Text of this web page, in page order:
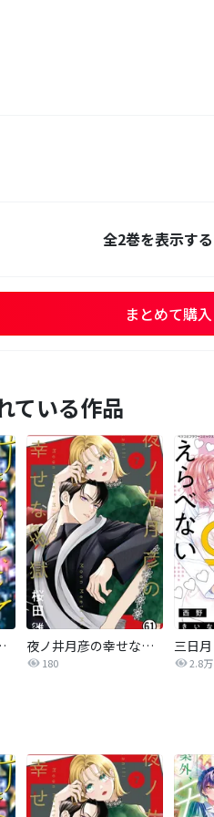
全2巻を表示する
まとめて購入
ている作品
いのに 夜ノ井月彦の幸せな地獄
180 2.8万